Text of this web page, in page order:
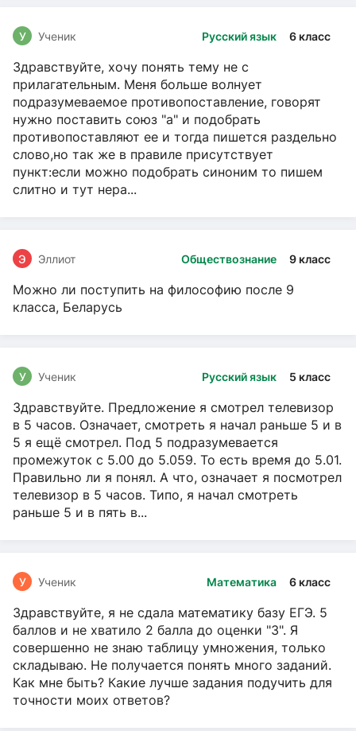
Русский язык 6 класс
У Ученик
Здравствуйте, хочу понять тему не с
прилагательным. Меня больше волнует
подразумеваемое противопоставление, говорят
нужно поставить союз "а" и подобрать
противопоставляют ее и тогда пишется раздельно
слово,но так же в правиле присутствует
пункт:если можно подобрать синоним то пишем
слитно и тут нера...
Обществознание 9 класс
Э Эллиот
Можно ли поступить на философию после 9
класса, Беларусь
Русский язык 5 класс
У Ученик
Здравствуйте. Предложение я смотрел телевизор
в 5 часов. Означает, смотреть я начал раньше 5 и в
5 я ещё смотрел. Под 5 подразумевается
промежуток с 5.00 до 5.059. То есть время до 5.01.
Правильно ли я понял. А что, означает я посмотрел
телевизор в 5 часов. Типо, я начал смотреть
раньше 5 и в пять в...
Математика 6 класс
У Ученик
Здравствуйте, я не сдала математику базу ЕГЭ. 5
баллов и не хватило 2 балла до оценки "3". Я
совершенно не знаю таблицу умножения, только
складываю. Не получается понять много заданий.
Как мне быть? Какие лучше задания подучить для
точности моих ответов?